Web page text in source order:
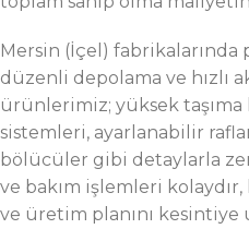
Mersin (İçel) fabrikalarında
düzenli depolama ve hızlı
ürünlerimiz; yüksek taşıma
sistemleri, ayarlanabilir
bölücüler gibi detaylarla
ve bakım işlemleri kolaydır,
ve üretim planını kesintiye